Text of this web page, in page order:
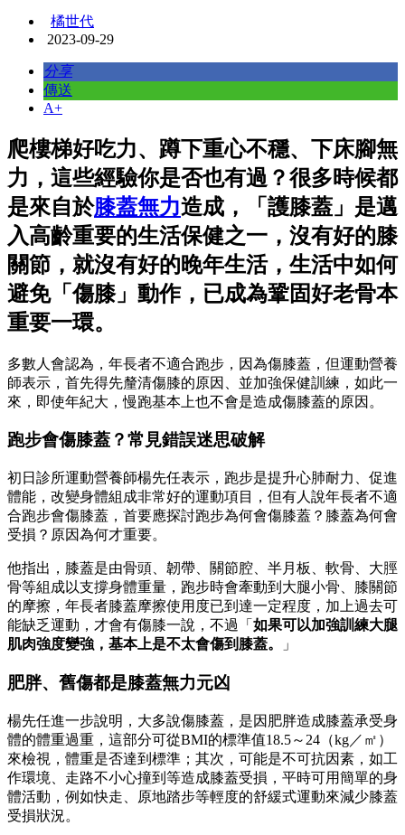
橘世代
2023-09-29
分享
傳送
A+
爬樓梯好吃力、蹲下重心不穩、下床腳無
力，這些經驗你是否也有過？很多時候都
是來自於膝蓋無力造成，「護膝蓋」是邁
入高齡重要的生活保健之一，沒有好的膝
關節，就沒有好的晚年生活，生活中如何
避免「傷膝」動作，已成為鞏固好老骨本
重要一環。
多數人會認為，年長者不適合跑步，因為傷膝蓋，但運動營養
師表示，首先得先釐清傷膝的原因、並加強保健訓練，如此一
來，即使年紀大，慢跑基本上也不會是造成傷膝蓋的原因。
跑步會傷膝蓋？常見錯誤迷思破解
初日診所運動營養師楊先任表示，跑步是提升心肺耐力、促進
體能，改變身體組成非常好的運動項目，但有人說年長者不適
合跑步會傷膝蓋，首要應探討跑步為何會傷膝蓋？膝蓋為何會
受損？原因為何才重要。
他指出，膝蓋是由骨頭、韌帶、關節腔、半月板、軟骨、大脛
骨等組成以支撐身體重量，跑步時會牽動到大腿小骨、膝關節
的摩擦，年長者膝蓋摩擦使用度已到達一定程度，加上過去可
能缺乏運動，才會有傷膝一說，不過「 如果可以加強訓練大腿
肌肉強度變強，基本上是不太會傷到膝蓋。
」
肥胖、舊傷都是膝蓋無力元凶
楊先任進一步說明，大多說傷膝蓋，是因肥胖造成膝蓋承受身
體的體重過重，這部分可從BMI的標準值18.5～24（kg／㎡）
來檢視，體重是否達到標準；其次，可能是不可抗因素，如工
作環境、走路不小心撞到等造成膝蓋受損，平時可用簡單的身
體活動，例如快走、原地踏步等輕度的舒緩式運動來減少膝蓋
受損狀況。